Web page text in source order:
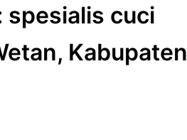
spesialis cuci
Kabupaten